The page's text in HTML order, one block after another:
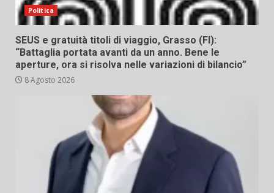
Politica
SEUS e gratuità titoli di viaggio, Grasso (FI):
“Battaglia portata avanti da un anno. Bene le
aperture, ora si risolva nelle variazioni di bilancio”
8 Agosto 2026